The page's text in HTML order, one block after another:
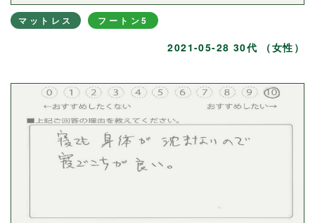
マットレス フートン5
2021-05-28 30代 （女性）